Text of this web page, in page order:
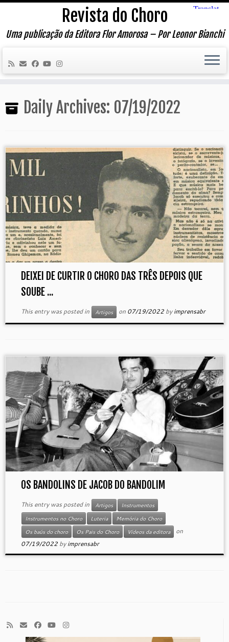
Skip
content
Revista do Choro
Uma publicação da Editora Flor Amorosa – Por Leonor Bianchi
Daily Archives: 07/19/2022
DEIXEI DE CURTIR O CHORO DAS TRÊS DEPOIS QUE
SOUBE ...
This entry was posted in Artigos on 07/19/2022 byimprensabr
OS BANDOLINS DE JACOB DO BANDOLIM
This entry was posted in Artigos
Instrumentos
Instrumentos no Choro
Luteria
Memória do Choro
Os baús do choro
Os Pais do Choro Vídeos da editora
on
07/19/2022 byimprensabr